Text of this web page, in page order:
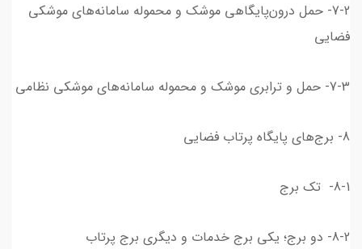
7-2- حمل درون‌پایگاهی موشک و محموله سامانه‌های موشکی
فضایی
7-3- حمل و ترابری موشک و محموله سامانه‌های موشکی نظامی
8- برج‌های پایگاه پرتاب فضایی
8-1- تک برج
8-2- دو برج؛ یکی برج خدمات و دیگری برج پرتاب